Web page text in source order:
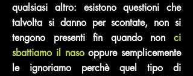
qualsiasi altro: esistono questioni che
talvolta si danno per scontate, non si
tengono presenti fin quando non ci
sbattiamo il nasooppure semplicemente
le ignoriamo perchè quel tipo di